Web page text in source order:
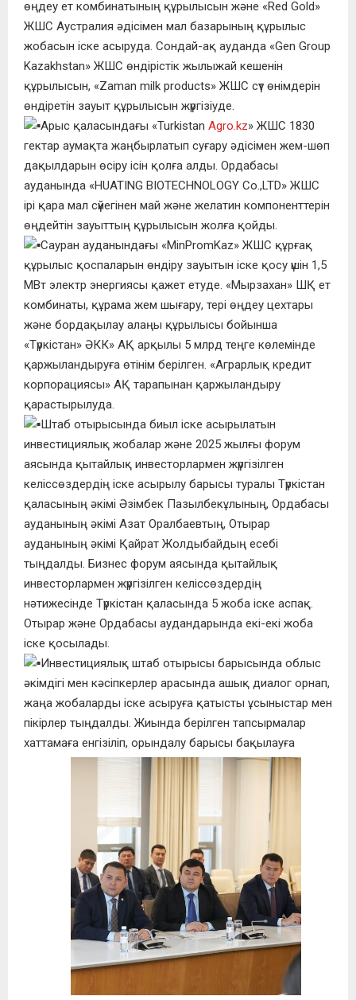
өңдеу ет комбинатының құрылысын және «Red Gold»
ЖШС Аустралия әдісімен мал базарының құрылыс
жобасын іске асыруда. Сондай-ақ ауданда «Gen Group
Kazakhstan» ЖШС өндірістік жылыжай кешенін
құрылысын, «Zaman milk products» ЖШС сүт өнімдерін
өндіретін зауыт құрылысын жүргізіуде.
Арыс қаласындағы «Turkistan Agro.kz» ЖШС 1830
гектар аумақта жаңбырлатып суғару әдісімен жем-шөп
дақылдарын өсіру ісін қолға алды. Ордабасы
ауданында «HUATING BIOTECHNOLOGY Co.,LTD» ЖШС
ірі қара мал сүйегінен май және желатин компоненттерін
өңдейтін зауыттың құрылысын жолға қойды.
Сауран ауданындағы «MinPromKaz» ЖШС құрғақ
құрылыс қоспаларын өндіру зауытын іске қосу үшін 1,5
МВт электр энергиясы қажет етуде. «Мырзахан» ШҚ ет
комбинаты, құрама жем шығару, тері өңдеу цехтары
және бордақылау алаңы құрылысы бойынша
«Түркістан» ӘКК» АҚ арқылы 5 млрд теңге көлемінде
қаржыландыруға өтінім берілген. «Аграрлық кредит
корпорациясы» АҚ тарапынан қаржыландыру
қарастырылуда.
Штаб отырысында биыл іске асырылатын
инвестициялық жобалар және 2025 жылғы форум
аясында қытайлық инвесторлармен жүргізілген
келіссөздердің іске асырылу барысы туралы Түркістан
қаласының әкімі Әзімбек Пазылбекұлының, Ордабасы
ауданының әкімі Азат Оралбаевтың, Отырар
ауданының әкімі Қайрат Жолдыбайдың есебі
тыңдалды. Бизнес форум аясында қытайлық
инвесторлармен жүргізілген келіссөздердің
нәтижесінде Түркістан қаласында 5 жоба іске аспақ.
Отырар және Ордабасы аудандарында екі-екі жоба
іске қосылады.
Инвестициялық штаб отырысы барысында облыс
әкімдігі мен кәсіпкерлер арасында ашық диалог орнап,
жаңа жобаларды іске асыруға қатысты ұсыныстар мен
пікірлер тыңдалды. Жиында берілген тапсырмалар
хаттамаға енгізіліп, орындалу барысы бақылауға